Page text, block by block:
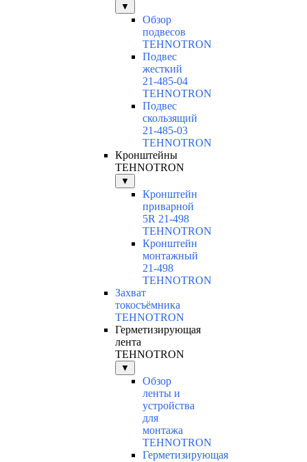
▼
Обзор
подвесов
TEHNOTRON
Подвес
жесткий
21-485-04
TEHNOTRON
Подвес
скользящий
21-485-03
TEHNOTRON
Кронштейны
TEHNOTRON
▼
Кронштейн
приварной
5R 21-498
TEHNOTRON
Кронштейн
монтажный
21-498
TEHNOTRON
Захват
токосъёмника
TEHNOTRON
Герметизирующая
лента
TEHNOTRON
▼
Обзор
ленты и
устройства
для
монтажа
TEHNOTRON
Герметизирующая